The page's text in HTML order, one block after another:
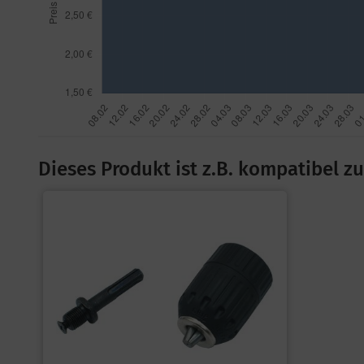
Dieses Produkt ist z.B. kompatibel